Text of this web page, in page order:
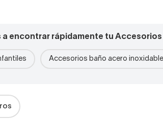
a encontrar rápidamente tu
Accesorios baño acero inoxidable